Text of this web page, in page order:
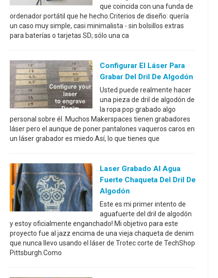
que coincida con una funda de
ordenador portátil que he hecho.Criterios de diseño: quería
un caso muy simple, casi minimalista - sin bolsillos extras
para baterías o tarjetas SD; sólo una ca
Configurar El Láser Para
Grabar Del Dril De Algodón
Usted puede realmente hacer
una pieza de dril de algodón de
la ropa pop grabado algo
personal sobre él. Muchos Makerspaces tienen grabadores
láser pero el aunque de poner pantalones vaqueros caros en
un láser grabador es miedo.Así, lo que tienes que
Laser Grabado Al Agua
Fuerte Chaqueta Del Dril De
Algodón
Este es mi primer intento de
aguafuerte del dril de algodón
y estoy oficialmente enganchado! Mi objetivo para este
proyecto fue al jazz encima de una vieja chaqueta de denim
que nunca llevo usando el láser de Trotec corte de TechShop
Pittsburgh.Como